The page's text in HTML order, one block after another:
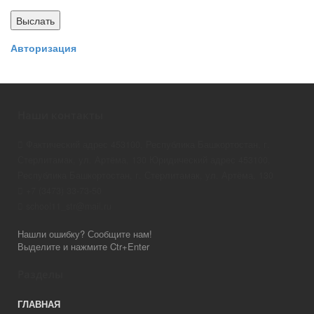
Авторизация
Нашли ошибку? Сообщите нам!
Выделите и нажмите Ctr+Enter
ГЛАВНАЯ